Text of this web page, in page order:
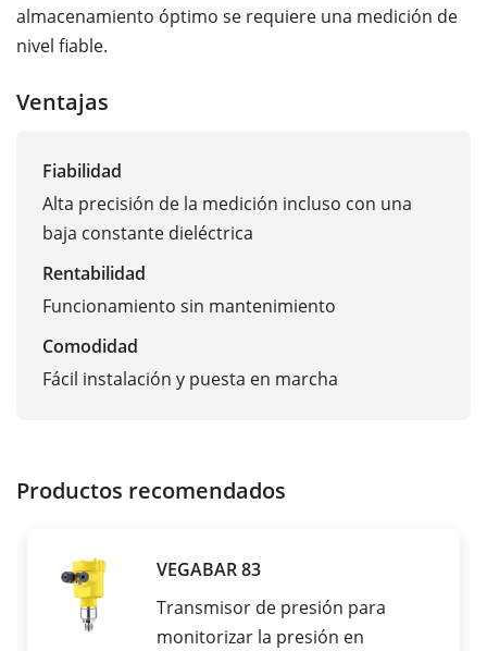
almacenamiento óptimo se requiere una medición de
nivel fiable.
Ventajas
Fiabilidad
Alta precisión de la medición incluso con una
baja constante dieléctrica
Rentabilidad
Funcionamiento sin mantenimiento
Comodidad
Fácil instalación y puesta en marcha
Productos recomendados
VEGABAR 83
Transmisor de presión para
monitorizar la presión en